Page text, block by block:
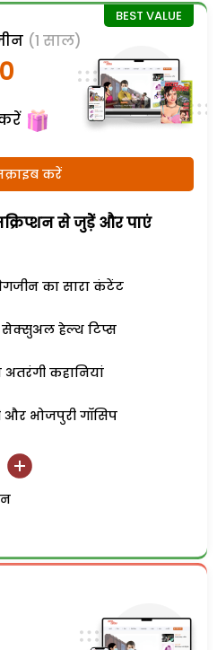
(1 साल)
करें
से जुड़ेें और पाएं
का सारा कंटेंट
सेक्सुअल हेल्थ टिप्स
अतरंगी कहानियां
और भोजपुरी गॉसिप